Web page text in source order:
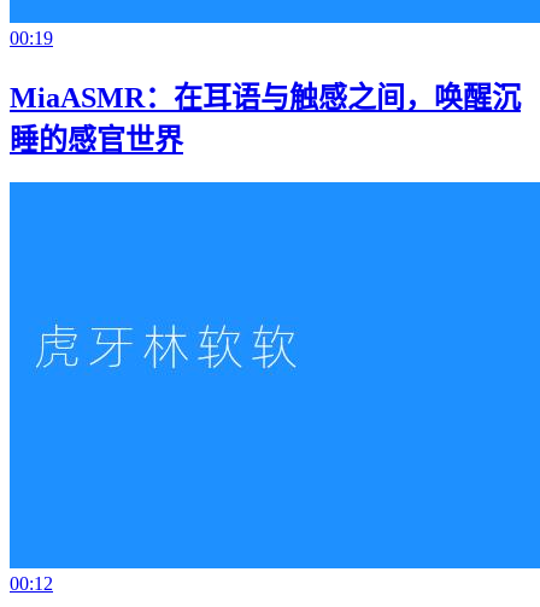
00:19
MiaASMR：在耳语与触感之间，唤醒沉
睡的感官世界
00:12